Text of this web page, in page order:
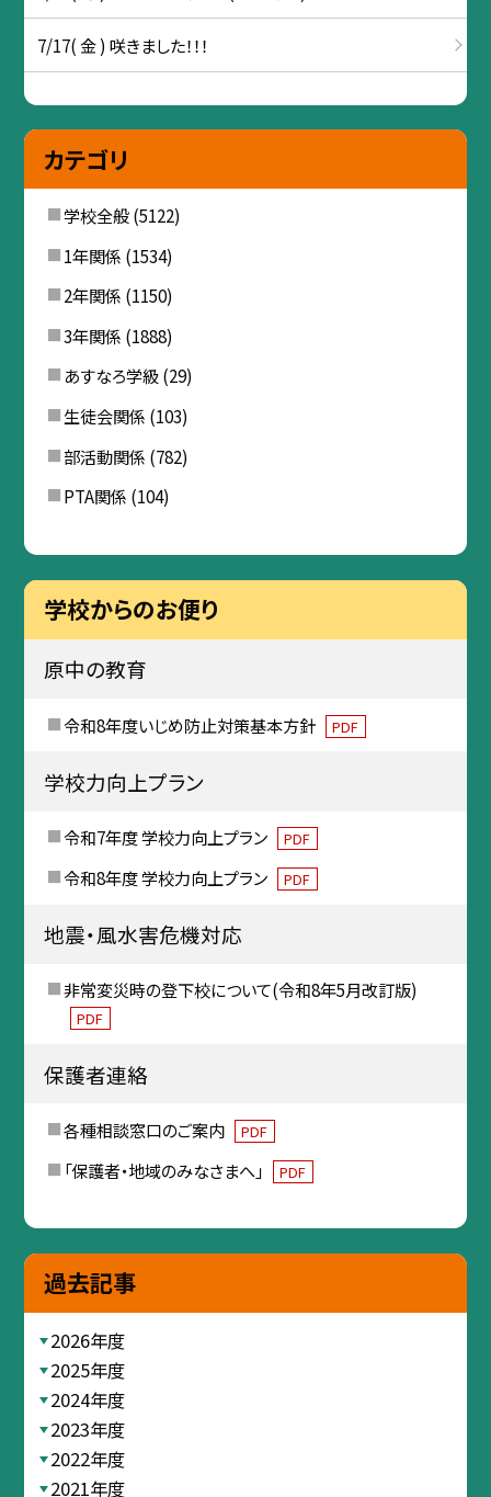
7/17( 金 ) 咲きました！！！
カテゴリ
学校全般(5122)
1年関係 (1534)
2年関係 (1150)
3年関係 (1888)
あすなろ学級(29)
生徒会関係 (103)
部活動関係 (782)
PTA関係 (104)
学校からのお便り
原中の教育
令和8年度いじめ防止対策基本方針 PDF
学校力向上プラン
令和7年度 学校力向上プラン PDF
令和8年度 学校力向上プラン PDF
地震・風水害危機対応
非常変災時の登下校について(令和8年5月改訂版)
PDF
保護者連絡
各種相談窓口のご案内 PDF
「保護者・地域のみなさまへ」 PDF
過去記事
2026年度
2025年度
2024年度
2023年度
2022年度
2021年度